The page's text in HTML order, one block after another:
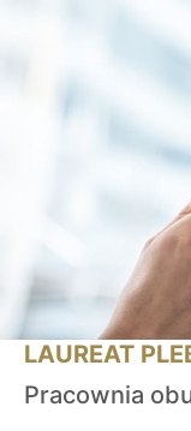
LAUREAT
Pracownia